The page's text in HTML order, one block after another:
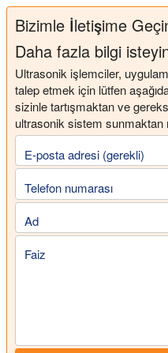
Bizimle İletişime
Daha fazla bilgi
Ultrasonik işlemciler,
talep etmek için lütfen
sizinle tartışmaktan ve
ultrasonik sistem sunmaktan
E-posta adresi (gerekli)
Telefon numarası
Ad
Faiz